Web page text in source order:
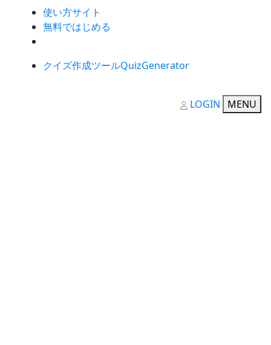
使い方サイト
無料ではじめる
クイズ作成ツールQuizGenerator
LOGIN MENU